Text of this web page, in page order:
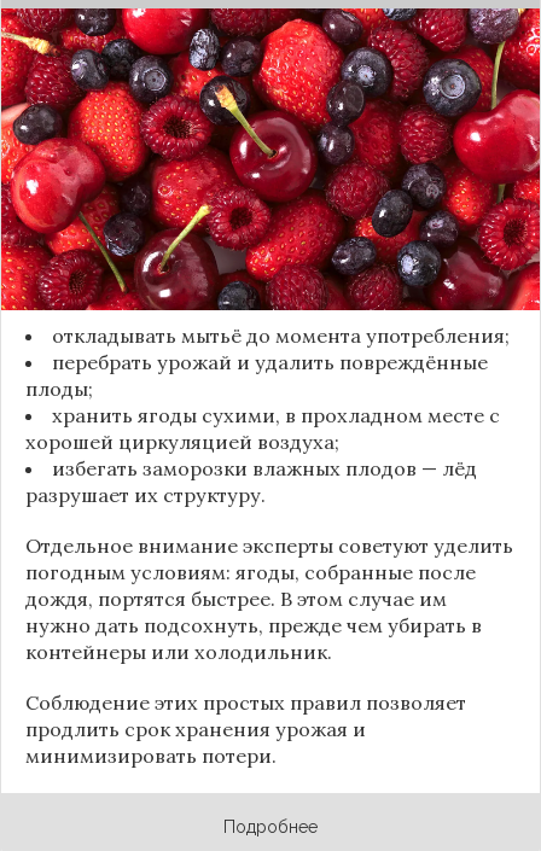
Мытьё ягод сразу после сбора может обернуться
полной потерей урожая. Как отмечает канал
«Сделай сам», на поверхности плодов есть
естественный восковой налёт, который играет
роль природного барьера. Он защищает ягоды
от пересыхания, бактерий и плесени. При
смывании этого слоя плоды быстро начинают
темнеть, покрываться налётом и терять вкус.
Чтобы ягоды сохранили свежесть, специалисты
рекомендуют:
откладывать мытьё до момента употребления;
перебрать урожай и удалить повреждённые
плоды;
хранить ягоды сухими, в прохладном месте с
хорошей циркуляцией воздуха;
избегать заморозки влажных плодов — лёд
разрушает их структуру.
Отдельное внимание эксперты советуют уделить
погодным условиям: ягоды, собранные после
дождя, портятся быстрее. В этом случае им
нужно дать подсохнуть, прежде чем убирать в
контейнеры или холодильник.
Соблюдение этих простых правил позволяет
продлить срок хранения урожая и
минимизировать потери.
Подробнее